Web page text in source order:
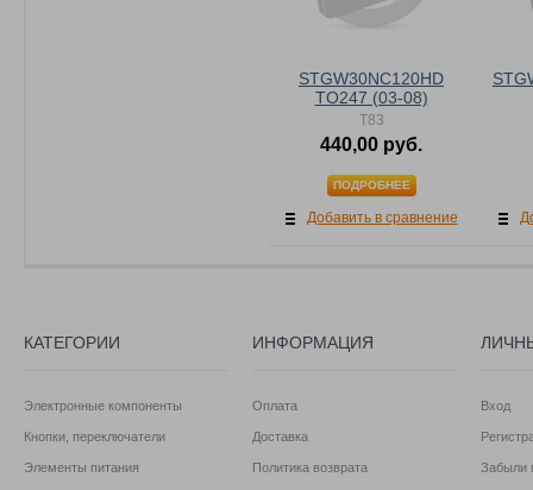
STGW30NC120HD
TO247 (03-08)
T83
440,00 руб.
ПОДРОБНЕЕ
Добавить в сравнение
КАТЕГОРИИ
Электронные компоненты
Кнопки, переключатели
Элементы питания
ИНФОРМАЦИЯ
Оплата
Доставка
Политика возврата
Вход
Забыли